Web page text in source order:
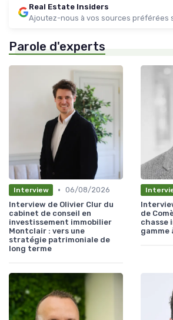
Real Estate Insiders
Ajoutez-nous à vos sources préférées
Parole d'experts
Interview • 06/08/2026
Interview de Olivier Clur du
cabinet de conseil en
investissement immobilier
Montclair : vers une
stratégie patrimoniale de
long terme
de
chasse
gamme